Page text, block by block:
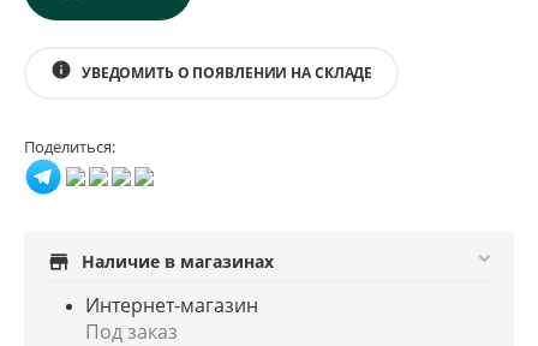
info УВЕДОМИТЬ О ПОЯВЛЕНИИ НА СКЛАДЕ
Поделиться:
store Наличие в магазинах
Интернет-магазин
Под заказ